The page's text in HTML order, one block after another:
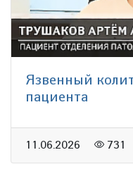
Язвенный
пациента
11.06.2026 731